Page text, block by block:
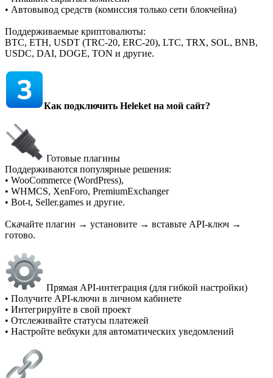
• Автовывод средств (комиссия только сети блокчейна)
Поддерживаемые криптовалюты:
BTC, ETH, USDT (TRC-20, ERC-20), LTC, TRX, SOL, BNB,
USDC, DAI, DOGE, TON и другие.
Как подключить Heleket на мой сайт?
Готовые плагины
Поддерживаются популярные решения:
• WooCommerce (WordPress),
• WHMCS, XenForo, PremiumExchanger
• Bot-t, Seller.games и другие.
Скачайте плагин → установите → вставьте API-ключ →
готово.
Прямая API-интеграция (для гибкой настройки)
• Получите API-ключи в личном кабинете
• Интегрируйте в свой проект
• Отслеживайте статусы платежей
• Настройте вебхуки для автоматических уведомлений